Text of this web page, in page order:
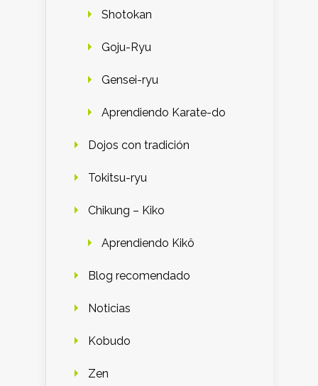
Shotokan
Goju-Ryu
Gensei-ryu
Aprendiendo Karate-do
Dojos con tradición
Tokitsu-ryu
Chikung – Kiko
Aprendiendo Kikô
Blog recomendado
Noticias
Kobudo
Zen